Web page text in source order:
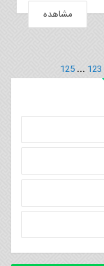
مشاهده
123
...
125